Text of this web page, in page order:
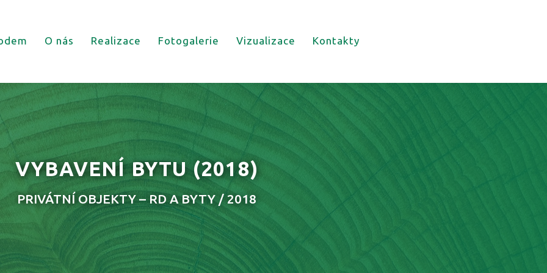
O nás Realizace Fotogalerie Vizualizace Kontakty
VYBAVENÍ BYTU(2018)
PRIVÁTNÍ OBJEKTY – RD A BYTY / 2018